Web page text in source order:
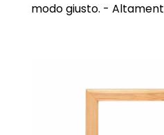
modo giusto. -